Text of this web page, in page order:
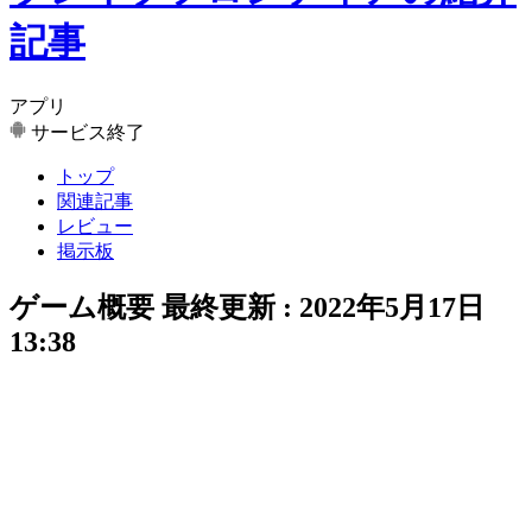
記事
アプリ
サービス終了
トップ
関連記事
レビュー
掲示板
ゲーム概要 最終更新 : 2022年5月17日
13:38